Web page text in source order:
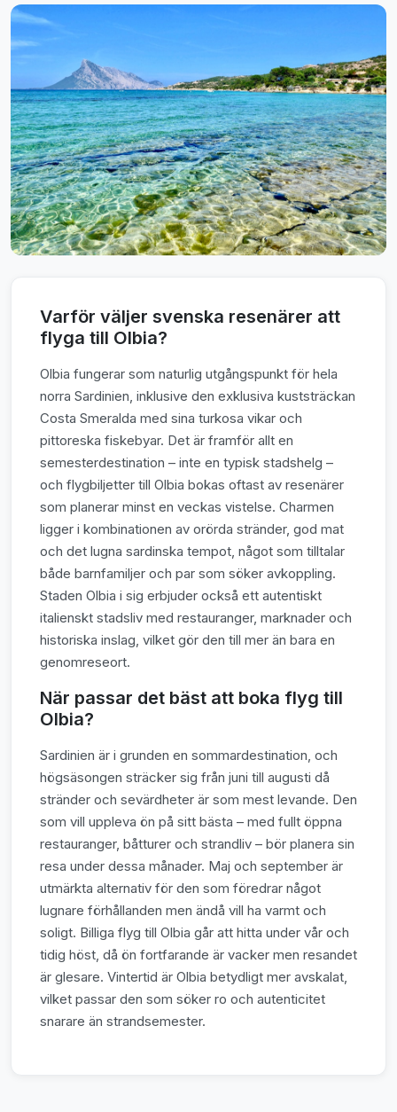
Varför väljer svenska resenärer att
flyga till Olbia?
Olbia fungerar som naturlig utgångspunkt för hela
norra Sardinien, inklusive den exklusiva kuststräckan
Costa Smeralda med sina turkosa vikar och
pittoreska fiskebyar. Det är framför allt en
semesterdestination – inte en typisk stadshelg –
och flygbiljetter till Olbia bokas oftast av resenärer
som planerar minst en veckas vistelse. Charmen
ligger i kombinationen av orörda stränder, god mat
och det lugna sardinska tempot, något som tilltalar
både barnfamiljer och par som söker avkoppling.
Staden Olbia i sig erbjuder också ett autentiskt
italienskt stadsliv med restauranger, marknader och
historiska inslag, vilket gör den till mer än bara en
genomreseort.
När passar det bäst att boka flyg till
Olbia?
Sardinien är i grunden en sommardestination, och
högsäsongen sträcker sig från juni till augusti då
stränder och sevärdheter är som mest levande. Den
som vill uppleva ön på sitt bästa – med fullt öppna
restauranger, båtturer och strandliv – bör planera sin
resa under dessa månader. Maj och september är
utmärkta alternativ för den som föredrar något
lugnare förhållanden men ändå vill ha varmt och
soligt. Billiga flyg till Olbia går att hitta under vår och
tidig höst, då ön fortfarande är vacker men resandet
är glesare. Vintertid är Olbia betydligt mer avskalat,
vilket passar den som söker ro och autenticitet
snarare än strandsemester.